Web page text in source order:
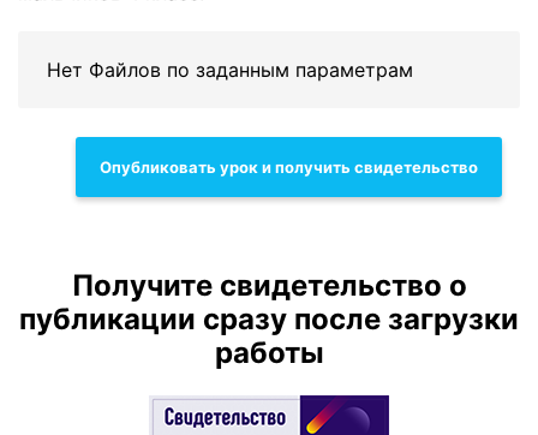
Нет Файлов по заданным параметрам
Опубликовать урок и получить свидетельство
Получите свидетельство о
публикации сразу после загрузки
работы